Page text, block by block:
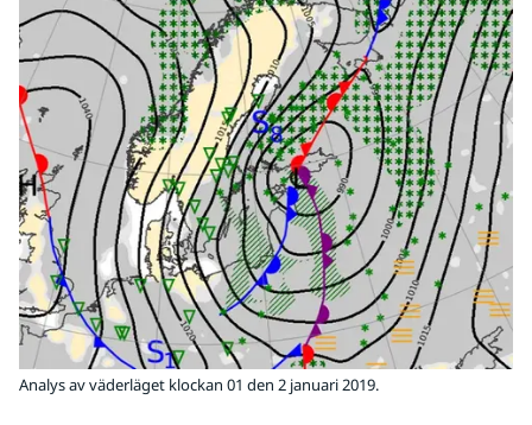
Analys av väderläget klockan 01 den 2 januari 2019.